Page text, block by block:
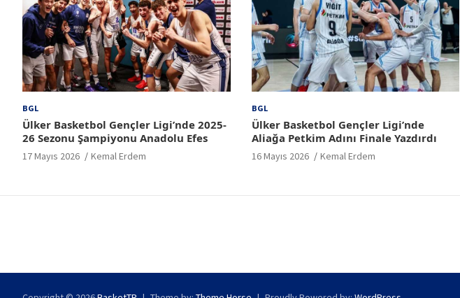
BGL
Ülker Basketbol Gençler Ligi’nde 2025-
26 Sezonu Şampiyonu Anadolu Efes
17 Mayıs 2026 Kemal Erdem
BGL
Ülker Basketbol Gençler Ligi’nde
Aliağa Petkim Adını Finale Yazdırdı
16 Mayıs 2026 Kemal Erdem